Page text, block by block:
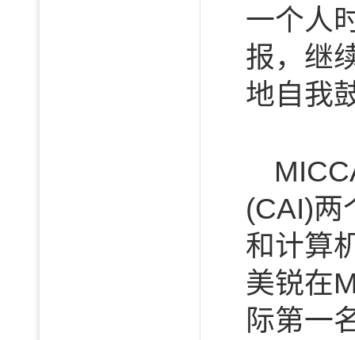
一个人
报，继
地自我
(CAI)两
和计算
美锐在
际第一